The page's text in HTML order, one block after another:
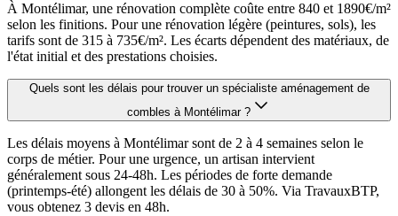
À Montélimar, une rénovation complète coûte entre 840 et 1890€/m²
selon les finitions. Pour une rénovation légère (peintures, sols), les
tarifs sont de 315 à 735€/m². Les écarts dépendent des matériaux, de
l'état initial et des prestations choisies.
Quels sont les délais pour trouver un spécialiste aménagement de
combles à Montélimar ?
Les délais moyens à Montélimar sont de 2 à 4 semaines selon le
corps de métier. Pour une urgence, un artisan intervient
généralement sous 24-48h. Les périodes de forte demande
(printemps-été) allongent les délais de 30 à 50%. Via TravauxBTP,
vous obtenez 3 devis en 48h.